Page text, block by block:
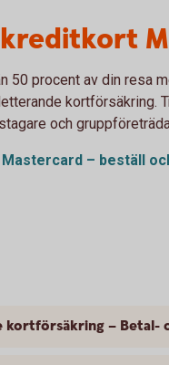
50 procent av din resa
kortförsäkring.
och
– beställ
kortförsäkring – Betal-